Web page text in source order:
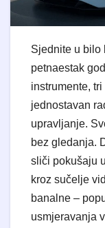
Sjednite u bilo
petnaestak
instrumente,
jednostavan
upravljanje.
bez gledanja.
sliči pokušaju
kroz sučelje
banalne –
usmjeravanja